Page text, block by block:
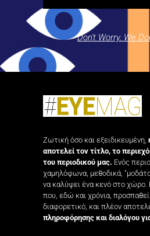
Don't Worry. We
Ζωτική όσο και εξειδικευμένη,
αποτελεί τον τίτλο, το
του περιοδικού μας. Ενός
χαμηλόφωνα, μεθοδικά,
να καλύψει ένα κενό στο χώρο.
που, εδώ και χρόνια,
διαφορετικό, και πλέον
πληροφόρησης και διαλόγου